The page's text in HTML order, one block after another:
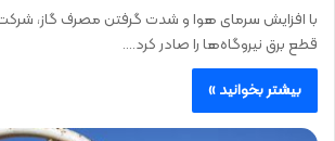
با افزایش سرمای هوا و شدت گرفتن مصرف گاز،
قطع برق نیروگاه‌ها را صادر کرد.…
بیشتر بخوانید »